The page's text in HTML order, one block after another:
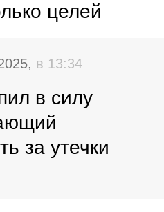
целей
в 13:34
в силу
за утечки